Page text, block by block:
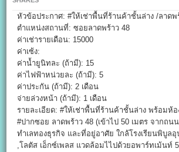
หัวข้อประกาศ: #ให้เช่าพื้นที่ร้านค้าชั้นล่าง /ลาดพ
ตำแหน่งสถานที่: ซอยลาดพร้าว 48
ค่าเช่ารายเดือน: 15000
ค่าเซ้ง:
ค่าน้ำยูนิทละ (ถ้ามี): 15
ค่าไฟฟ้าหน่วยละ (ถ้ามี): 5
ค่าประกัน (ถ้ามี): 2 เดือน
จ่ายล่วงหน้า (ถ้ามี): 1 เดือน
รายละเอียด: #ให้เช่าพื้นที่ร้านค้าชั้นล่าง พร้อมห้อ
#ปากซอย ลาดพร้าว 48 (เข้าไป 50 เมตร จากถน
ทำเลทองธุรกิจ และที่อยู่อาศัย ใกล้โรงเรียนพิบูล
,โลตัส เอ็กซ์เพลส แวดล้อมไไปด้วยอพาร์ทเม้นท์